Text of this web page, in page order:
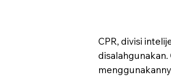
CPR, divisi